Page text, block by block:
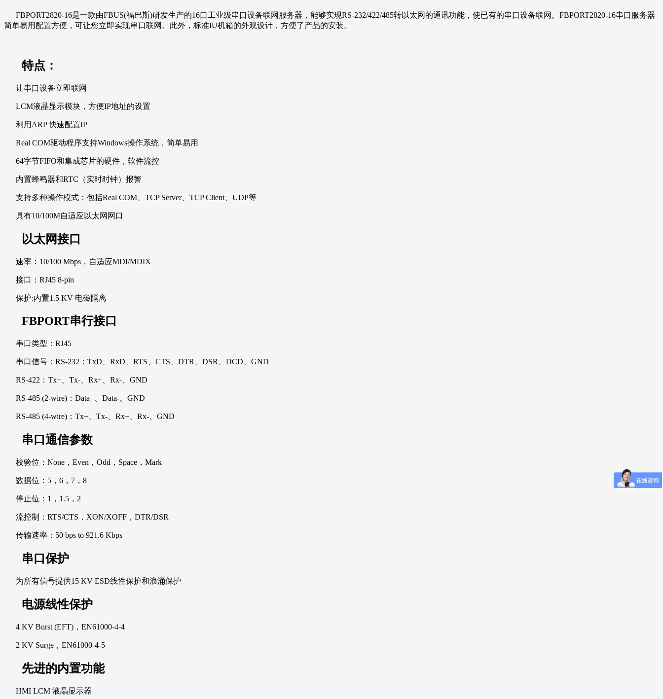
FBPORT2820-16是一款由FBUS(福巴斯)研发生产的16口工业级串口设备联网服务器，能够实现RS-232/422/485转以太网的通讯功能，使已有的串口设备联网。FBPORT2820-16串口服务器
简单易用配置方便，可让您立即实现串口联网。此外，标准IU机箱的外观设计，方便了产品的安装。
特点：
让串口设备立即联网
LCM液晶显示模块，方便IP地址的设置
利用ARP 快速配置IP
Real COM驱动程序支持Windows操作系统，简单易用
64字节FIFO和集成芯片的硬件，软件流控
内置蜂鸣器和RTC（实时时钟）报警
支持多种操作模式：包括Real COM、TCP Server、TCP Client、UDP等
具有10/100M自适应以太网网口
以太网接口
速率：10/100 Mbps，自适应MDI/MDIX
接口：RJ45 8-pin
保护:内置1.5 KV 电磁隔离
FBPORT串行接口
串口类型：RJ45
串口信号：RS-232：TxD、RxD、RTS、CTS、DTR、DSR、DCD、GND
RS-422：Tx+、Tx-、Rx+、Rx-、GND
RS-485 (2-wire)：Data+、Data-、GND
RS-485 (4-wire)：Tx+、Tx-、Rx+、Rx-、GND
串口通信参数
校验位：None，Even，Odd，Space，Mark
数据位：5，6，7，8
停止位：1，1.5，2
流控制：RTS/CTS，XON/XOFF，DTR/DSR
传输速率：50 bps to 921.6 Kbps
串口保护
为所有信号提供15 KV ESD线性保护和浪涌保护
电源线性保护
4 KV Burst (EFT)，EN61000-4-4
2 KV Surge，EN61000-4-5
先进的内置功能
HMI LCM 液晶显示器